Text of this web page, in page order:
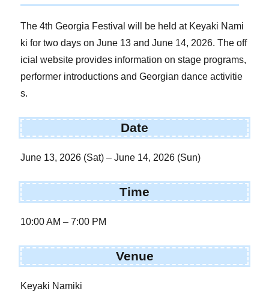
The 4th Georgia Festival will be held at Keyaki Nami
ki for two days on June 13 and June 14, 2026. The off
icial website provides information on stage programs,
performer introductions and Georgian dance activitie
s.
Date
June 13, 2026 (Sat) – June 14, 2026 (Sun)
Time
10:00 AM – 7:00 PM
Venue
Keyaki Namiki